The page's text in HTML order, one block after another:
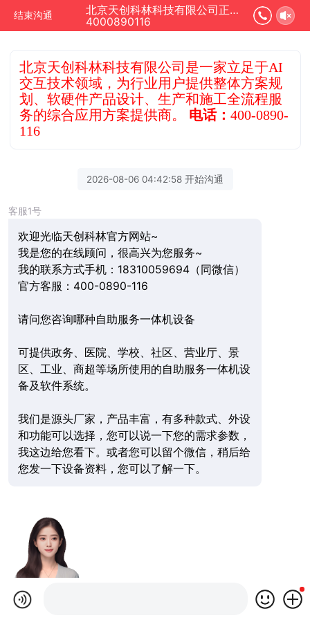
结束沟通
北京天创科林科技有限公司正在为您服务
4000890116
北京天创科林科技有限公司是一家立足于AI
交互技术领域，为行业用户提供整体方案规
划、软硬件产品设计、生产和施工全流程服
务的综合应用方案提供商。 电话：400-0890-
116
2026-08-06 04:42:58 开始沟通
客服1号
欢迎光临天创科林官方网站~
我是您的在线顾问，很高兴为您服务~
我的联系方式手机：18310059694（同微信）
官方客服：400-0890-116
请问您咨询哪种自助服务一体机设备
可提供政务、医院、学校、社区、营业厅、景
区、工业、商超等场所使用的自助服务一体机设
备及软件系统。
我们是源头厂家，产品丰富，有多种款式、外设
和功能可以选择，您可以说一下您的需求参数，
我这边给您看下。或者您可以留个微信，稍后给
您发一下设备资料，您可以了解一下。